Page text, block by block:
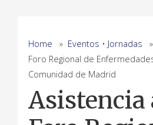
Home » Eventos • Jornadas
Foro Regional de
Comunidad de Madrid
Asistencia